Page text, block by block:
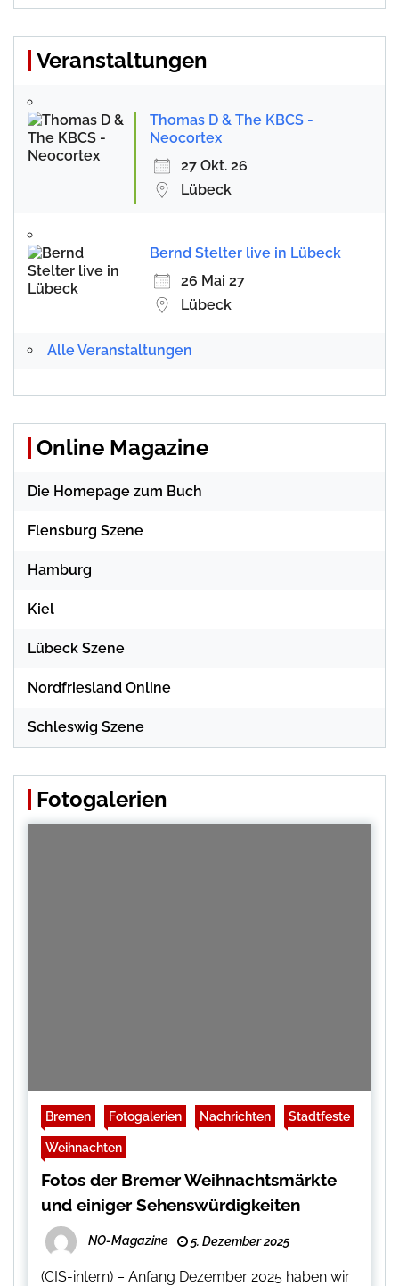
Veranstaltungen
Thomas D & The KBCS -
Neocortex
27 Okt. 26
Lübeck
Bernd Stelter live in Lübeck
26 Mai 27
Lübeck
Alle Veranstaltungen
Online Magazine
Die Homepage zum Buch
Flensburg Szene
Hamburg
Kiel
Lübeck Szene
Nordfriesland Online
Schleswig Szene
Fotogalerien
Bremen Fotogalerien Nachrichten Stadtfeste
Weihnachten
Fotos der Bremer Weihnachtsmärkte
und einiger Sehenswürdigkeiten
NO-Magazine 5. Dezember 2025
(CIS-intern) – Anfang Dezember 2025 haben wir